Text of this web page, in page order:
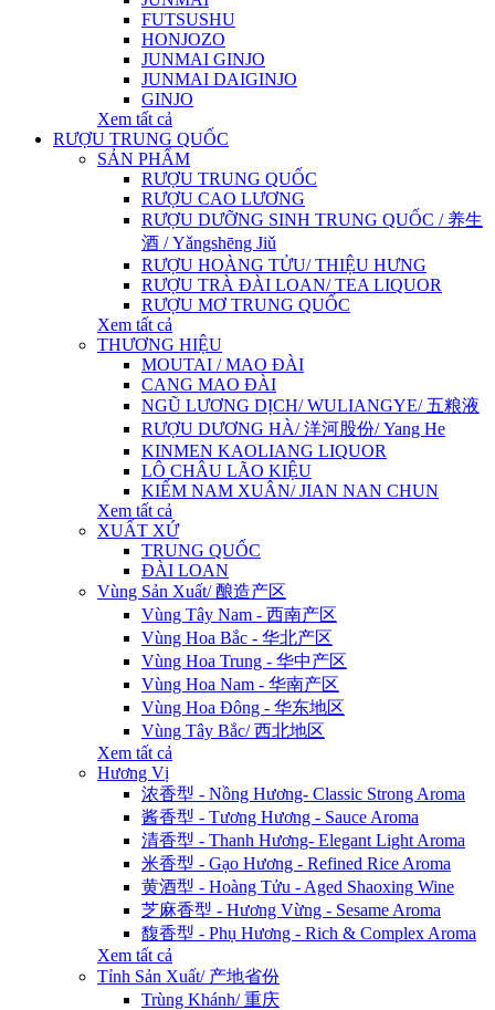
FUTSUSHU
HONJOZO
JUNMAI GINJO
JUNMAI DAIGINJO
GINJO
Xem tất cả
RƯỢU TRUNG QUỐC
SẢN PHẨM
RƯỢU TRUNG QUỐC
RƯỢU CAO LƯƠNG
RƯỢU DƯỠNG SINH TRUNG QUỐC / 养生
酒 / Yǎngshēng Jiǔ
RƯỢU HOÀNG TỬU/ THIỆU HƯNG
RƯỢU TRÀ ĐÀI LOAN/ TEA LIQUOR
RƯỢU MƠ TRUNG QUỐC
Xem tất cả
THƯƠNG HIỆU
MOUTAI / MAO ĐÀI
CANG MAO ĐÀI
NGŨ LƯƠNG DỊCH/ WULIANGYE/ 五粮液
RƯỢU DƯƠNG HÀ/ 洋河股份/ Yang He
KINMEN KAOLIANG LIQUOR
LÔ CHÂU LÃO KIỆU
KIẾM NAM XUÂN/ JIAN NAN CHUN
Xem tất cả
XUẤT XỨ
TRUNG QUỐC
ĐÀI LOAN
Vùng Sản Xuất/ 酿造产区
Vùng Tây Nam - 西南产区
Vùng Hoa Bắc - 华北产区
Vùng Hoa Trung - 华中产区
Vùng Hoa Nam - 华南产区
Vùng Hoa Đông - 华东地区
Vùng Tây Bắc/ 西北地区
Xem tất cả
Hương Vị
浓香型 - Nồng Hương- Classic Strong Aroma
酱香型 - Tương Hương - Sauce Aroma
清香型 - Thanh Hương- Elegant Light Aroma
米香型 - Gạo Hương - Refined Rice Aroma
黄酒型 - Hoàng Tửu - Aged Shaoxing Wine
芝麻香型 - Hương Vừng - Sesame Aroma
馥香型 - Phụ Hương - Rich & Complex Aroma
Xem tất cả
Tỉnh Sản Xuất/ 产地省份
Trùng Khánh/ 重庆